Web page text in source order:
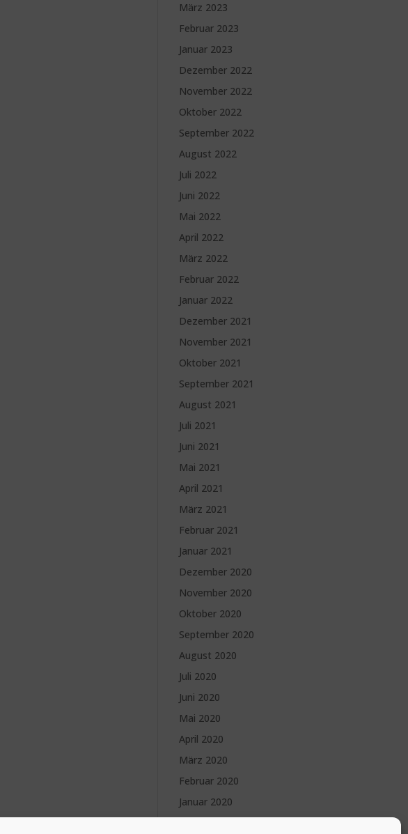
März 2023
Februar 2023
Januar 2023
Dezember 2022
November 2022
Oktober 2022
September 2022
August 2022
Juli 2022
Juni 2022
Mai 2022
April 2022
März 2022
Februar 2022
Januar 2022
Dezember 2021
November 2021
Oktober 2021
September 2021
August 2021
Juli 2021
Juni 2021
Mai 2021
April 2021
März 2021
Februar 2021
Januar 2021
Dezember 2020
November 2020
Oktober 2020
September 2020
August 2020
Juli 2020
Juni 2020
Mai 2020
April 2020
März 2020
Februar 2020
Januar 2020